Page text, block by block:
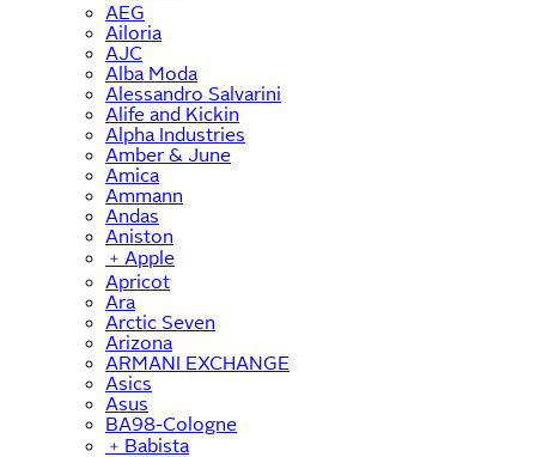
AEG
Ailoria
AJC
Alba Moda
Alessandro Salvarini
Alife and Kickin
Alpha Industries
Amber & June
Amica
Ammann
Andas
Aniston
﹢ Apple
Apricot
Ara
Arctic Seven
Arizona
ARMANI EXCHANGE
Asics
Asus
BA98-Cologne
﹢ Babista